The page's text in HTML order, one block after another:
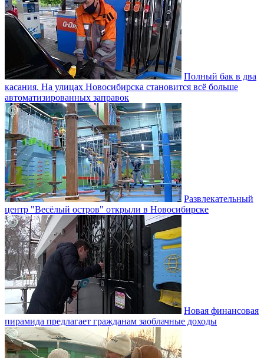
Полный бак в два
касания. На улицах Новосибирска становится всё больше
автоматизированных заправок
Развлекательный
центр "Весёлый остров" открыли в Новосибирске
Новая финансовая
пирамида предлагает гражданам заоблачные доходы